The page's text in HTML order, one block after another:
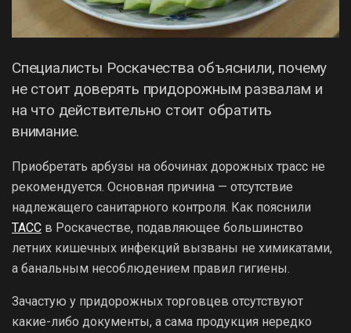
Специалисты Роскачества объяснили, почему
не стоит доверять придорожным развалам и
на что действительно стоит обратить
внимание.
Приобретать арбузы на обочинах дорожных трасс не
рекомендуется. Основная причина — отсутствие
надлежащего санитарного контроля. Как пояснили
ТАСС в Роскачестве, подавляющее большинство
летних кишечных инфекций вызваны не химикатами,
а банальным несоблюдением правил гигиены.
Зачастую у придорожных торговцев отсутствуют
какие-либо документы, а сама продукция нередко